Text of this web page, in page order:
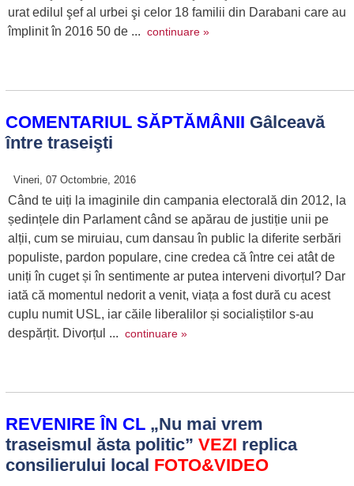
urat edilul şef al urbei şi celor 18 familii din Darabani care au
împlinit în 2016 50 de ... continuare »
COMENTARIUL SĂPTĂMÂNII Gâlceavă
între traseişti
Vineri, 07 Octombrie, 2016
Când te uiți la imaginile din campania electorală din 2012, la
ședințele din Parlament când se apărau de justiție unii pe
alții, cum se miruiau, cum dansau în public la diferite serbări
populiste, pardon populare, cine credea că între cei atât de
uniți în cuget și în sentimente ar putea interveni divorțul? Dar
iată că momentul nedorit a venit, viața a fost dură cu acest
cuplu numit USL, iar căile liberalilor și socialiștilor s-au
despărțit. Divorțul ... continuare »
REVENIRE ÎN CL„Nu mai vrem
traseismul ăsta politic” VEZI replica
consilierului local FOTO&VIDEO